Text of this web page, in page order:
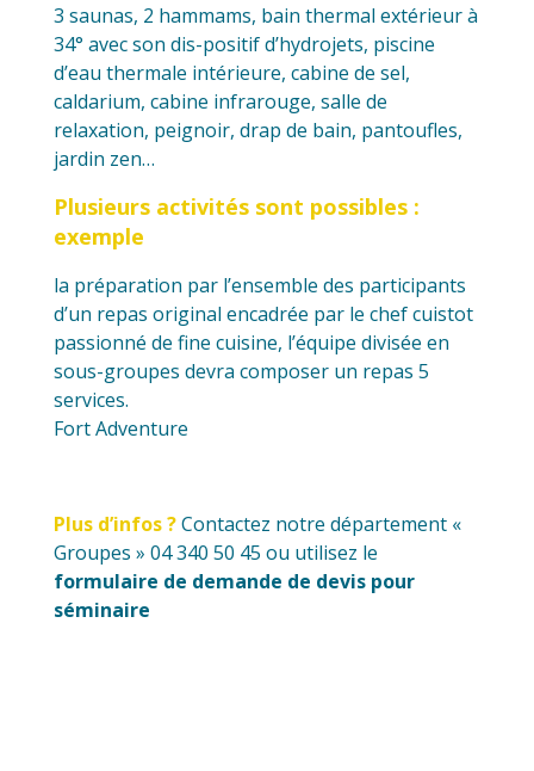
3 saunas, 2 hammams, bain thermal extérieur à
34° avec son dis-positif d’hydrojets, piscine
d’eau thermale intérieure, cabine de sel,
caldarium, cabine infrarouge, salle de
relaxation, peignoir, drap de bain, pantoufles,
jardin zen…
Plusieurs activités sont possibles :
exemple
la préparation par l’ensemble des participants
d’un repas original encadrée par le chef cuistot
passionné de fine cuisine, l’équipe divisée en
sous-groupes devra composer un repas 5
services.
Fort Adventure
Plus d’infos ?Contactez notre département «
Groupes » 04 340 50 45 ou utilisez le
formulaire de demande de devis pour
séminaire